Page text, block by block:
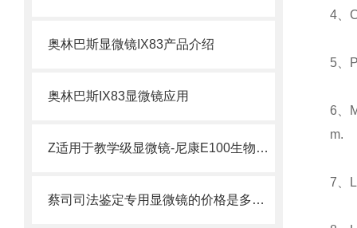
奥林巴斯显微镜IX83产品介绍
奥林巴斯IX83显微镜应用
Z适用于教学级显微镜-尼康E100生物显微镜全面解析
蔡司司法鉴定专用显微镜的价格是多少？
4、
5、
6、
m.
7、